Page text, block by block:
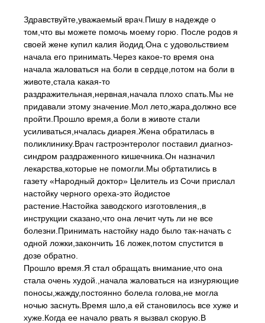
Здравствуйте,уважаемый врач.Пишу в надежде о
том,что вы можете помочь моему горю. После родов я
своей жене купил калия йодид.Она с удовольствием
начала его принимать.Через какое-то время она
начала жаловаться на боли в сердце,потом на боли в
животе,стала какая-то
раздражительная,нервная,начала плохо спать.Мы не
придавали этому значение.Мол лето,жара,должно все
пройти.Прошло время,а боли в животе стали
усиливаться,нчалась диарея.Жена обратилась в
поликлинику.Врач гастроэнтеролог поставил диагноз-
синдром раздраженного кишечника.Он назначил
лекарства,которые не помогли.Мы обртатились в
газету «Народный доктор» Целитель из Сочи прислал
настойку черного ореха-это йодистое
растение.Настойка заводского изготовления,,в
инструкции сказано,что она лечит чуть ли не все
болезни.Принимать настойку надо было так-начать с
одной ложки,закончить 16 ложек,потом спустится в
дозе обратно.
Прошло время.Я стал обращать внимание,что она
стала очень худой.,начала жаловаться на изнуряющие
поносы,жажду,постоянно болела голова,не могла
ночью заснуть.Время шло,а ей становилось все хуже и
хуже.Когда ее начало рвать я вызвал скорую.В